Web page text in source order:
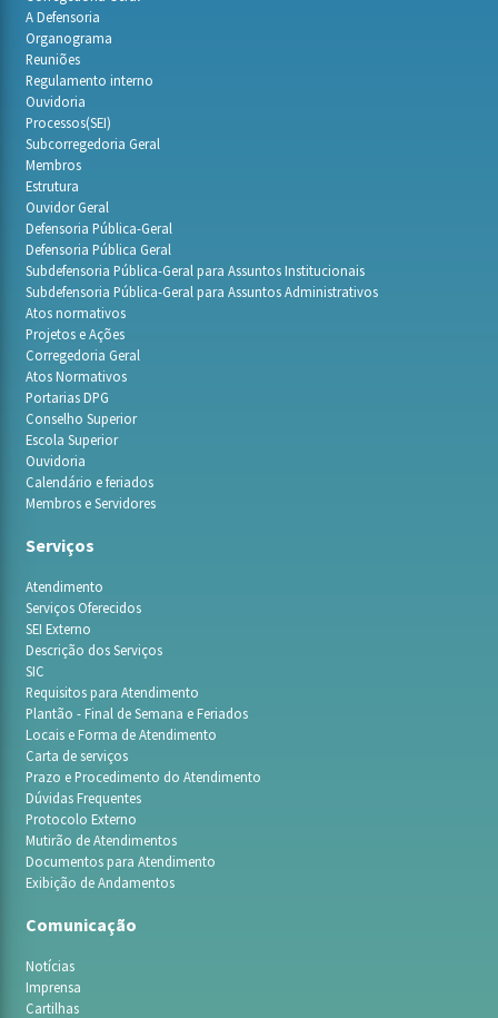
A Defensoria
Organograma
Reuniões
Regulamento interno
Ouvidoria
Processos(SEI)
Subcorregedoria Geral
Membros
Estrutura
Ouvidor Geral
Defensoria Pública-Geral
Defensoria Pública Geral
Subdefensoria Pública-Geral para Assuntos Institucionais
Subdefensoria Pública-Geral para Assuntos Administrativos
Atos normativos
Projetos e Ações
Corregedoria Geral
Atos Normativos
Portarias DPG
Conselho Superior
Escola Superior
Ouvidoria
Calendário e feriados
Membros e Servidores
Serviços
Atendimento
Serviços Oferecidos
SEI Externo
Descrição dos Serviços
SIC
Requisitos para Atendimento
Plantão - Final de Semana e Feriados
Locais e Forma de Atendimento
Carta de serviços
Prazo e Procedimento do Atendimento
Dúvidas Frequentes
Protocolo Externo
Mutirão de Atendimentos
Documentos para Atendimento
Exibição de Andamentos
Comunicação
Notícias
Imprensa
Cartilhas